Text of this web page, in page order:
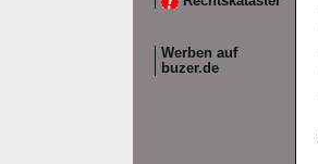
Werben auf
buzer.de